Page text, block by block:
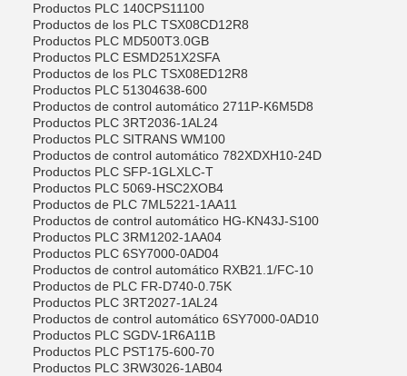
Productos PLC 140CPS11100
Productos de los PLC TSX08CD12R8
Productos PLC MD500T3.0GB
Productos PLC ESMD251X2SFA
Productos de los PLC TSX08ED12R8
Productos PLC 51304638-600
Productos de control automático 2711P-K6M5D8
Productos PLC 3RT2036-1AL24
Productos PLC SITRANS WM100
Productos de control automático 782XDXH10-24D
Productos PLC SFP-1GLXLC-T
Productos PLC 5069-HSC2XOB4
Productos de PLC 7ML5221-1AA11
Productos de control automático HG-KN43J-S100
Productos PLC 3RM1202-1AA04
Productos PLC 6SY7000-0AD04
Productos de control automático RXB21.1/FC-10
Productos de PLC FR-D740-0.75K
Productos PLC 3RT2027-1AL24
Productos de control automático 6SY7000-0AD10
Productos PLC SGDV-1R6A11B
Productos PLC PST175-600-70
Productos PLC 3RW3026-1AB04